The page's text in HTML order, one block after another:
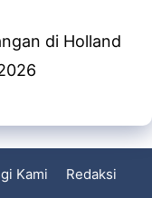
di Holland
Kami Redaksi